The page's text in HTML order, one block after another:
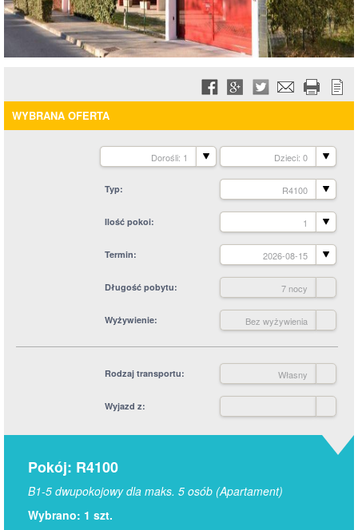
WYBRANA OFERTA
Dorośli: 1 Dzieci: 0
Typ R4100
Ilość pokoi 1
Termin 2026-08-15
Długość pobytu 7 nocy
Wyżywienie Bez wyżywienia
Rodzaj transportu Własny
Wyjazd z
Pokój: R4100
B1-5 dwupokojowy dla maks. 5 osób (Apartament)
Wybrano: 1 szt.